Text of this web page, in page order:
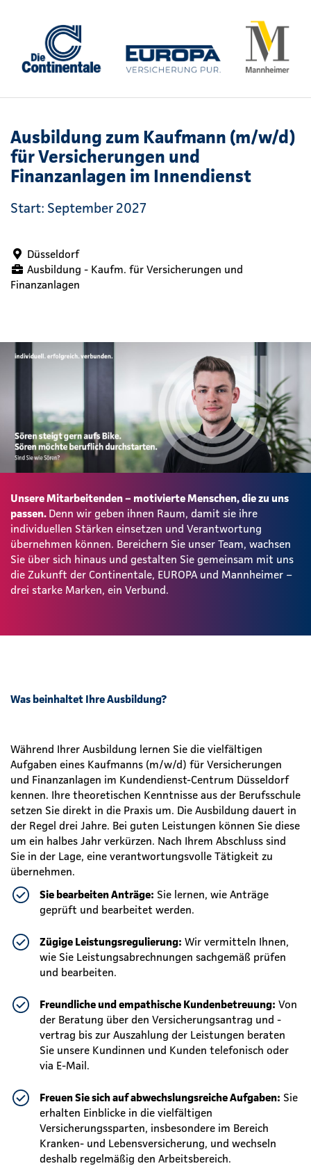
Ausbildung zum Kaufmann (m/w/d)
für Versicherungen und
Finanzanlagen im Innendienst
Start: September 2027
Düsseldorf
Ausbildung - Kaufm. für Versicherungen und
Finanzanlagen
Unsere Mitarbeitenden – motivierte Menschen, die zu uns
passen. Denn wir geben ihnen Raum, damit sie ihre
individuellen Stärken einsetzen und Verantwortung
übernehmen können. Bereichern Sie unser Team, wachsen
Sie über sich hinaus und gestalten Sie gemeinsam mit uns
die Zukunft der Continentale, EUROPA und Mannheimer –
drei starke Marken, ein Verbund.
Was beinhaltet Ihre Ausbildung?
Während Ihrer Ausbildung lernen Sie die vielfältigen
Aufgaben eines Kaufmanns (m/w/d) für Versicherungen
und Finanzanlagen im Kundendienst-Centrum Düsseldorf
kennen. Ihre theoretischen Kenntnisse aus der Berufsschule
setzen Sie direkt in die Praxis um. Die Ausbildung dauert in
der Regel drei Jahre. Bei guten Leistungen können Sie diese
um ein halbes Jahr verkürzen. Nach Ihrem Abschluss sind
Sie in der Lage, eine verantwortungsvolle Tätigkeit zu
übernehmen.
Sie bearbeiten Anträge: Sie lernen, wie Anträge
geprüft und bearbeitet werden.
Zügige Leistungsregulierung: Wir vermitteln Ihnen,
wie Sie Leistungsabrechnungen sachgemäß prüfen
und bearbeiten.
Freundliche und empathische Kundenbetreuung: Von
der Beratung über den Versicherungsantrag und -
vertrag bis zur Auszahlung der Leistungen beraten
Sie unsere Kundinnen und Kunden telefonisch oder
via E-Mail.
Freuen Sie sich auf abwechslungsreiche Aufgaben: Sie
erhalten Einblicke in die vielfältigen
Versicherungssparten, insbesondere im Bereich
Kranken- und Lebensversicherung, und wechseln
deshalb regelmäßig den Arbeitsbereich.